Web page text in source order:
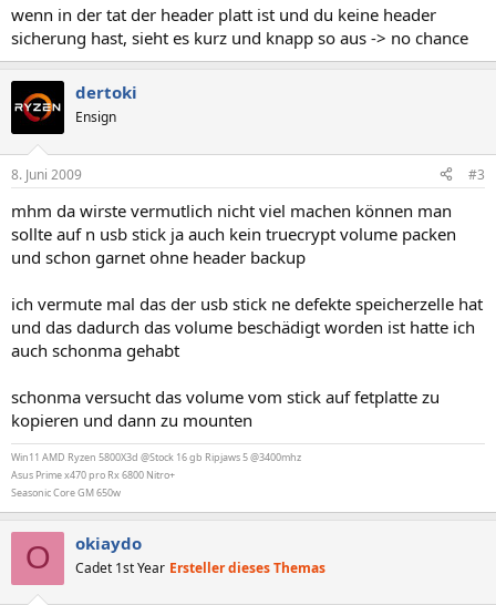
wenn in der tat der header platt ist und du keine header
sicherung hast, sieht es kurz und knapp so aus -> no chance
dertoki
Ensign
8. Juni 2009 #3
mhm da wirste vermutlich nicht viel machen können man
sollte auf n usb stick ja auch kein truecrypt volume packen
und schon garnet ohne header backup
ich vermute mal das der usb stick ne defekte speicherzelle hat
und das dadurch das volume beschädigt worden ist hatte ich
auch schonma gehabt
schonma versucht das volume vom stick auf fetplatte zu
kopieren und dann zu mounten
Win11 AMD Ryzen 5800X3d @Stock 16 gb Ripjaws 5 @3400mhz
Asus Prime x470 pro Rx 6800 Nitro+
Seasonic Core GM 650w
O okiaydo
Cadet 1st Year Ersteller dieses Themas